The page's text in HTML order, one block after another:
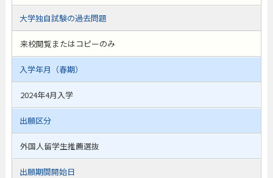
大学独自試験の過去問題
来校閲覧またはコピーのみ
入学年月（春期）
2024年4月入学
出願区分
外国人留学生推薦選抜
出願期間開始日